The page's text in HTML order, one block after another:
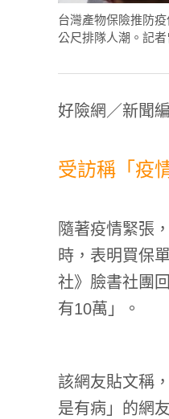
台灣產物保險推防
公尺排隊人潮。記
好險網／新聞
受訪稱「疫
隨著疫情緊張
時，表明買保
社》 臉書社團
有10萬」。
該網友貼文稱
是有病」的網